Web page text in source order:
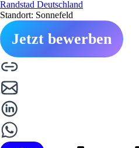
Randstad Deutschland
Standort: Sonnefeld
Jetzt bewerben